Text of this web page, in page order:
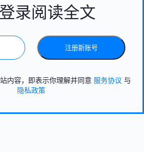
录阅读全文
注册新账号
内容，即表示你理解并同意 服务协议 与
隐私政策